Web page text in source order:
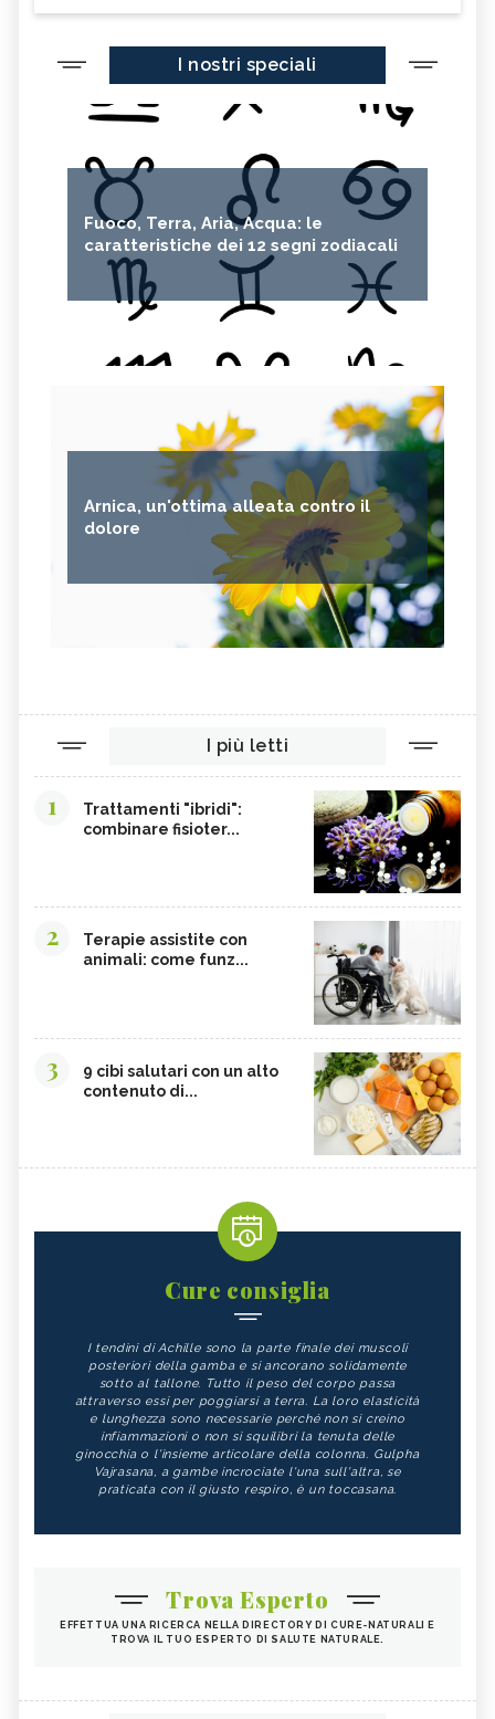
I nostri speciali
Fuoco, Terra, Aria, Acqua: le
caratteristiche dei 12 segni zodiacali
Arnica, un'ottima alleata contro il
dolore
I più letti
1
Trattamenti "ibridi":
combinare fisioter...
2
Terapie assistite con
animali: come funz...
3
9 cibi salutari con un alto
contenuto di...
Cure consiglia
I tendini di Achille sono la parte finale dei muscoli
posteriori della gamba e si ancorano solidamente
sotto al tallone. Tutto il peso del corpo passa
attraverso essi per poggiarsi a terra. La loro elasticità
e lunghezza sono necessarie perché non si creino
infiammazioni o non si squilibri la tenuta delle
ginocchia o l'insieme articolare della colonna. Gulpha
Vajrasana, a gambe incrociate l'una sull'altra, se
praticata con il giusto respiro, è un toccasana.
Trova Esperto
EFFETTUA UNA RICERCA NELLA DIRECTORY DI CURE-NATURALI E
TROVA IL TUO ESPERTO DI SALUTE NATURALE.